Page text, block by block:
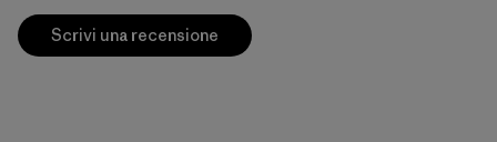
Scrivi una recensione